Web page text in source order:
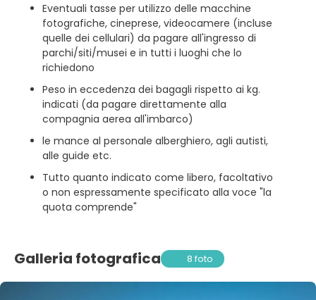
Eventuali tasse per utilizzo delle macchine
fotografiche, cineprese, videocamere (incluse
quelle dei cellulari) da pagare all'ingresso di
parchi/siti/musei e in tutti i luoghi che lo
richiedono
Peso in eccedenza dei bagagli rispetto ai kg.
indicati (da pagare direttamente alla
compagnia aerea all'imbarco)
le mance al personale alberghiero, agli autisti,
alle guide etc.
Tutto quanto indicato come libero, facoltativo
o non espressamente specificato alla voce "la
quota comprende"
Galleria fotografica 8 foto